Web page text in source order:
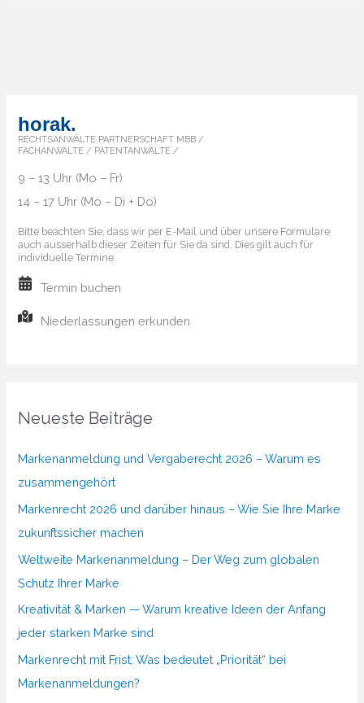
der
Anfang
starken
Marke
sind
horak.
RECHTSANWÄLTE PARTNERSCHAFT MBB /
FACHANWÄLTE / PATENTANWÄLTE /
9 – 13 Uhr (Mo – Fr)
14 – 17 Uhr (Mo – Di + Do)
Bitte beachten Sie, dass wir per E-Mail und über unsere Formulare
auch ausserhalb dieser Zeiten für Sie da sind. Dies gilt auch für
individuelle Termine.
Termin buchen
Niederlassungen erkunden
Neueste Beiträge
Markenanmeldung und Vergaberecht 2026 – Warum es
zusammengehört
Markenrecht 2026 und darüber hinaus – Wie Sie Ihre Marke
zukunftssicher machen
Weltweite Markenanmeldung – Der Weg zum globalen
Schutz Ihrer Marke
Kreativität & Marken — Warum kreative Ideen der Anfang
jeder starken Marke sind
Markenrecht mit Frist: Was bedeutet „Priorität“ bei
Markenanmeldungen?